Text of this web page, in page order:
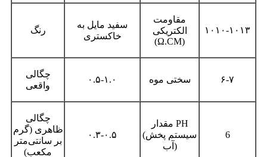
رنگ
سفید مایل به
خاکستری
مقاومت
الکتریکی
(Ω.CM)
۱۰۱۰-۱۰۱۳
چگالی
واقعی
۰.۵-۱.۰ سختی موه ۶-۷
چگالی
ظاهری (گرم
بر سانتی‌متر
مکعب)
۰.۳-۰.۵
مقدار PH
(سیستم پخش
آب)
6